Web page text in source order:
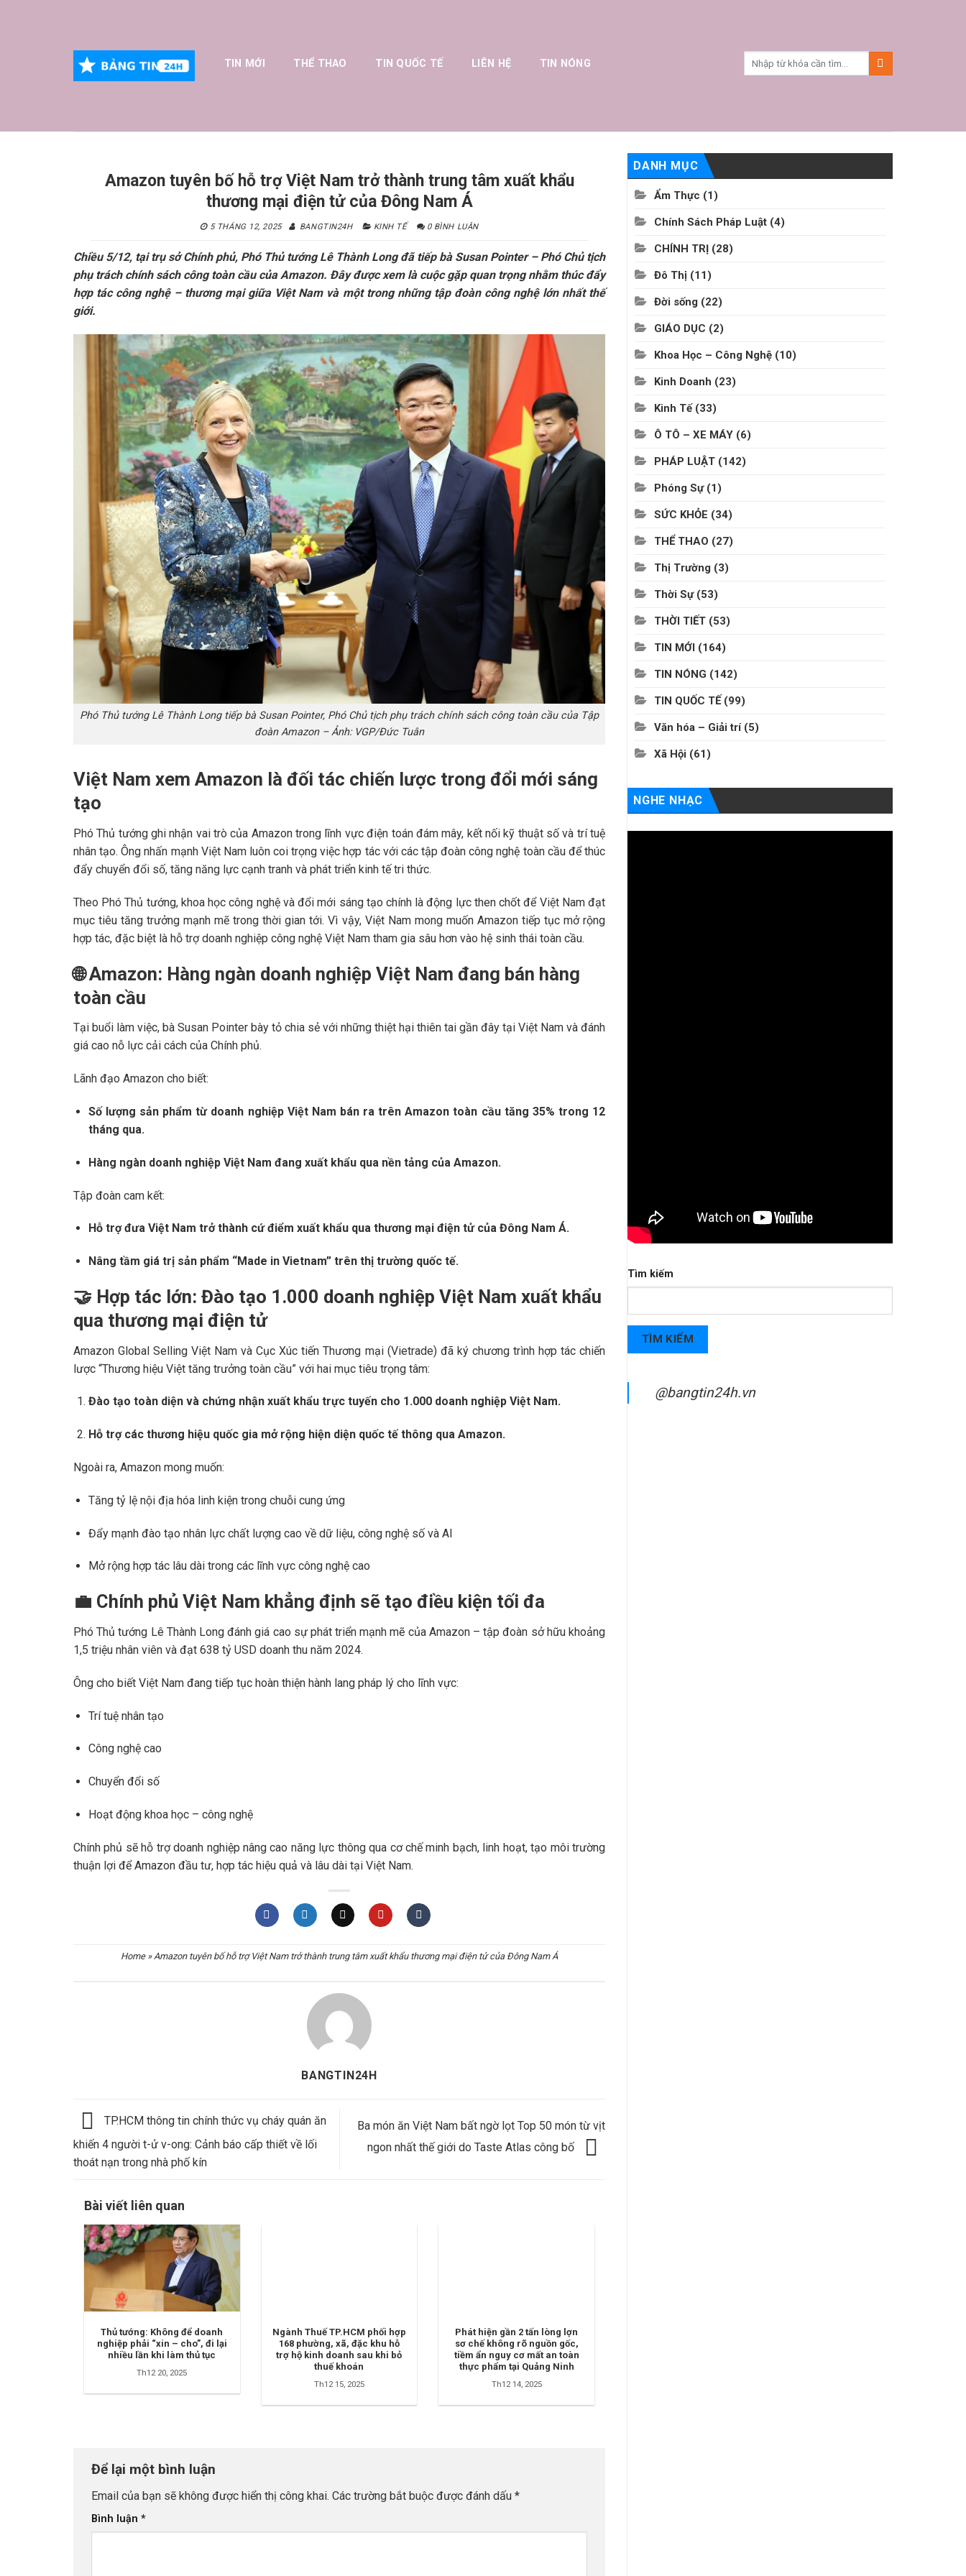
TIN MỚI THỂ THAO TIN QUỐC TẾ LIÊN HỆ TIN NÓNG
Amazon tuyên bố hỗ trợ Việt Nam trở thành trung tâm xuất khẩu
thương mại điện tử của Đông Nam Á
5 THÁNG 12, 2025 BANGTIN24H KINH TẾ 0 BÌNH LUẬN
Chiều 5/12, tại trụ sở Chính phủ, Phó Thủ tướng Lê Thành Long đã tiếp bà Susan Pointer – Phó Chủ tịch
phụ trách chính sách công toàn cầu của Amazon. Đây được xem là cuộc gặp quan trọng nhằm thúc đẩy
hợp tác công nghệ – thương mại giữa Việt Nam và một trong những tập đoàn công nghệ lớn nhất thế
giới.
Phó Thủ tướng Lê Thành Long tiếp bà Susan Pointer, Phó Chủ tịch phụ trách chính sách công toàn cầu của Tập
đoàn Amazon – Ảnh: VGP/Đức Tuân
Việt Nam xem Amazon là đối tác chiến lược trong đổi mới sáng
tạo
Phó Thủ tướng ghi nhận vai trò của Amazon trong lĩnh vực điện toán đám mây, kết nối kỹ thuật số và trí tuệ
nhân tạo. Ông nhấn mạnh Việt Nam luôn coi trọng việc hợp tác với các tập đoàn công nghệ toàn cầu để thúc
đẩy chuyển đổi số, tăng năng lực cạnh tranh và phát triển kinh tế tri thức.
Theo Phó Thủ tướng, khoa học công nghệ và đổi mới sáng tạo chính là động lực then chốt để Việt Nam đạt
mục tiêu tăng trưởng mạnh mẽ trong thời gian tới. Vì vậy, Việt Nam mong muốn Amazon tiếp tục mở rộng
hợp tác, đặc biệt là hỗ trợ doanh nghiệp công nghệ Việt Nam tham gia sâu hơn vào hệ sinh thái toàn cầu.
🌐Amazon: Hàng ngàn doanh nghiệp Việt Nam đang bán hàng
toàn cầu
Tại buổi làm việc, bà Susan Pointer bày tỏ chia sẻ với những thiệt hại thiên tai gần đây tại Việt Nam và đánh
giá cao nỗ lực cải cách của Chính phủ.
Lãnh đạo Amazon cho biết:
Số lượng sản phẩm từ doanh nghiệp Việt Nam bán ra trên Amazon toàn cầu tăng 35% trong 12
tháng qua.
Hàng ngàn doanh nghiệp Việt Nam đang xuất khẩu qua nền tảng của Amazon.
Tập đoàn cam kết:
Hỗ trợ đưa Việt Nam trở thành cứ điểm xuất khẩu qua thương mại điện tử của Đông Nam Á.
Nâng tầm giá trị sản phẩm “Made in Vietnam” trên thị trường quốc tế.
🤝 Hợp tác lớn: Đào tạo 1.000 doanh nghiệp Việt Nam xuất khẩu
qua thương mại điện tử
Amazon Global Selling Việt Nam và Cục Xúc tiến Thương mại (Vietrade) đã ký chương trình hợp tác chiến
lược “Thương hiệu Việt tăng trưởng toàn cầu” với hai mục tiêu trọng tâm:
Đào tạo toàn diện và chứng nhận xuất khẩu trực tuyến cho 1.000 doanh nghiệp Việt Nam.
Hỗ trợ các thương hiệu quốc gia mở rộng hiện diện quốc tế thông qua Amazon.
Ngoài ra, Amazon mong muốn:
Tăng tỷ lệ nội địa hóa linh kiện trong chuỗi cung ứng
Đẩy mạnh đào tạo nhân lực chất lượng cao về dữ liệu, công nghệ số và AI
Mở rộng hợp tác lâu dài trong các lĩnh vực công nghệ cao
💼 Chính phủ Việt Nam khẳng định sẽ tạo điều kiện tối đa
Phó Thủ tướng Lê Thành Long đánh giá cao sự phát triển mạnh mẽ của Amazon – tập đoàn sở hữu khoảng
1,5 triệu nhân viên và đạt 638 tỷ USD doanh thu năm 2024.
Ông cho biết Việt Nam đang tiếp tục hoàn thiện hành lang pháp lý cho lĩnh vực:
Trí tuệ nhân tạo
Công nghệ cao
Chuyển đổi số
Hoạt động khoa học – công nghệ
Chính phủ sẽ hỗ trợ doanh nghiệp nâng cao năng lực thông qua cơ chế minh bạch, linh hoạt, tạo môi trường
thuận lợi để Amazon đầu tư, hợp tác hiệu quả và lâu dài tại Việt Nam.
Home»Amazon tuyên bố hỗ trợ Việt Nam trở thành trung tâm xuất khẩu thương mại điện tử của Đông Nam Á
BANGTIN24H
TP.HCM thông tin chính thức vụ cháy quán ăn
khiến 4 người t-ử v-ong: Cảnh báo cấp thiết về lối
thoát nạn trong nhà phố kín
Ba món ăn Việt Nam bất ngờ lọt Top 50 món từ vịt
ngon nhất thế giới do Taste Atlas công bố
Bài viết liên quan
Thủ tướng: Không để doanh
nghiệp phải “xin – cho”, đi lại
nhiều lần khi làm thủ tục
Th12 20, 2025
Ngành Thuế TP.HCM phối hợp
168 phường, xã, đặc khu hỗ
trợ hộ kinh doanh sau khi bỏ
thuế khoán
Th12 15, 2025
Phát hiện gần 2 tấn lòng lợn
sơ chế không rõ nguồn gốc,
tiềm ẩn nguy cơ mất an toàn
thực phẩm tại Quảng Ninh
Th12 14, 2025
Để lại một bình luận
Email của bạn sẽ không được hiển thị công khai. Các trường bắt buộc được đánh dấu *
Bình luận *
DANH MỤC
Ẩm Thực (1)
Chính Sách Pháp Luật (4)
CHÍNH TRỊ (28)
Đô Thị (11)
Đời sống (22)
GIÁO DỤC (2)
Khoa Học – Công Nghệ (10)
Kinh Doanh (23)
Kinh Tế(33)
Ô TÔ – XE MÁY (6)
PHÁP LUẬT (142)
Phóng Sự(1)
SỨC KHỎE (34)
THỂ THAO (27)
Thị Trường (3)
Thời Sự(53)
THỜI TIẾT (53)
TIN MỚI (164)
TIN NÓNG (142)
TIN QUỐC TẾ (99)
Văn hóa – Giải trí(5)
Xã Hội (61)
NGHE NHẠC
Tìm kiếm
TÌM KIẾM
@bangtin24h.vn